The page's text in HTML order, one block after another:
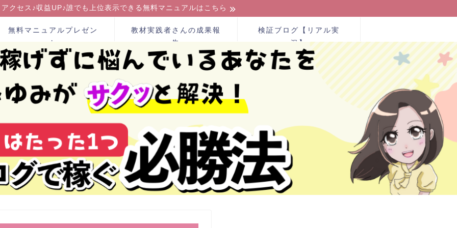
アクセス♪収益UP♪誰でも上位表示できる無料マニュアルはこちら
無料マニュアルプレゼン
ト
教材実践者さんの成果報
告
検証ブログ【リアル実
況】